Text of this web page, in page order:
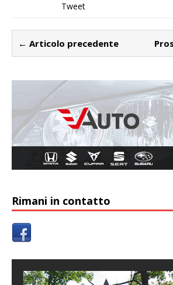
Tweet
← Articolo precedente
Rimani in contatto